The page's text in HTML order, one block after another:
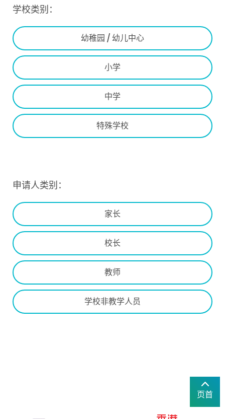
学校类别：
幼稚园 / 幼儿中心
小学
中学
特殊学校
申请人类别：
家长
校长
教师
学校非教学人员
页首